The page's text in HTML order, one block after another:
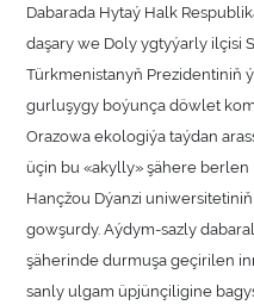
Dabarada Hytaý Halk
daşary we Doly ygtyýarly ilçisi
Türkmenistanyň Prezidentiniň
gurluşygy boýunça döwlet
Orazowa ekologiýa taýdan
üçin bu «akylly» şähere
Hançžou Dýanzi
gowşurdy. Aýdym-sazly
şäherinde durmuşa geçirilen
sanly ulgam üpjünçiligine